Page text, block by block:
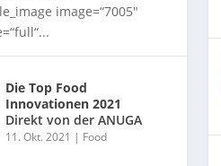
image=“7005″
Die Top Food
Innovationen 2021
Direkt von der ANUGA
11. Okt. 2021 | Food